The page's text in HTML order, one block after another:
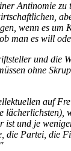
Antinomie zu
wenn es um
man es will
und die
ohne
auf
und je
Partei, die